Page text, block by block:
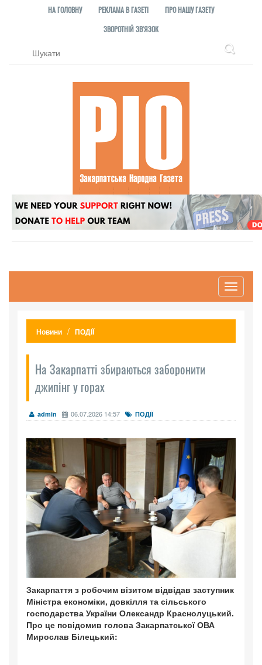
НА ГОЛОВНУ РЕКЛАМА В ГАЗЕТІ
ПРО НАШУ ГАЗЕТУ
ЗВОРОТНІЙ ЗВ'ЯЗОК
Toggle
Новини ПОДІЇ
На Закарпатті збираються заборонити
джипінг у горах
admin 06.07.2026 14:57 ПОДІЇ
Закарпаття з робочим візитом відвідав заступник
Міністра економіки, довкілля та сільського
господарства України Олександр Краснолуцький.
Про це повідомив голова Закарпатської ОВА
Мирослав Білецький: